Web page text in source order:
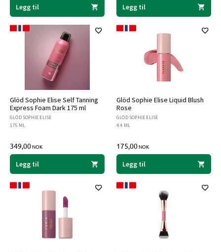
Legg til Legg til
Glöd Sophie Elise Self Tanning
Express Foam Dark 175 ml
GLÖD SOPHIE ELISE
175 ML
349,00NOK
Legg til
Glöd Sophie Elise Liquid Blush
Rose
GLÖD SOPHIE ELISE
4.4 ML
175,00NOK
Legg til